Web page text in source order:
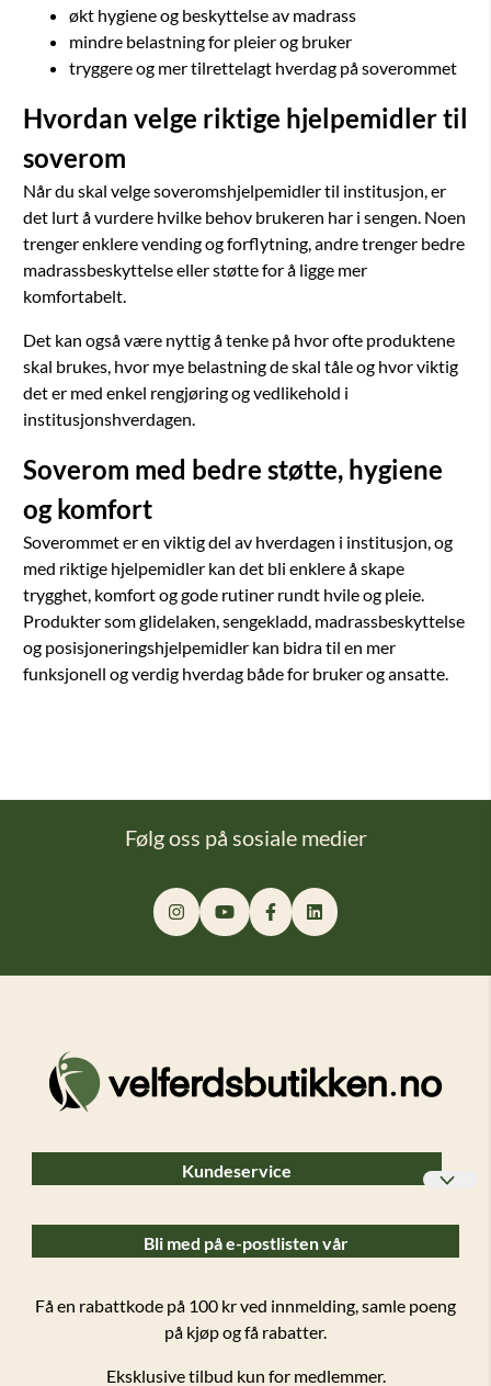
økt hygiene og beskyttelse av madrass
mindre belastning for pleier og bruker
tryggere og mer tilrettelagt hverdag på soverommet
Hvordan velge riktige hjelpemidler til
soverom
Når du skal velge soveromshjelpemidler til institusjon, er
det lurt å vurdere hvilke behov brukeren har i sengen. Noen
trenger enklere vending og forflytning, andre trenger bedre
madrassbeskyttelse eller støtte for å ligge mer
komfortabelt.
Det kan også være nyttig å tenke på hvor ofte produktene
skal brukes, hvor mye belastning de skal tåle og hvor viktig
det er med enkel rengjøring og vedlikehold i
institusjonshverdagen.
Soverom med bedre støtte, hygiene
og komfort
Soverommet er en viktig del av hverdagen i institusjon, og
med riktige hjelpemidler kan det bli enklere å skape
trygghet, komfort og gode rutiner rundt hvile og pleie.
Produkter som glidelaken, sengekladd, madrassbeskyttelse
og posisjoneringshjelpemidler kan bidra til en mer
funksjonell og verdig hverdag både for bruker og ansatte.
Følg oss på sosiale medier
Kundeservice
Ofte stilte spørsmål (FAQ)
Forsendelser og retur
Salgsbetingelser
Personvern
Bli med på e-postlisten vår
Få en rabattkode på 100 kr ved innmelding, samle poeng
på kjøp og få rabatter.
Eksklusive tilbud kun for medlemmer.